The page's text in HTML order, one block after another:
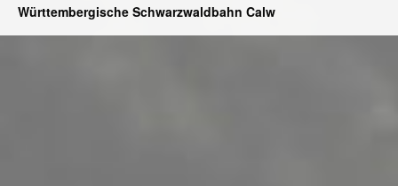
Württembergische Schwarzwaldbahn Calw